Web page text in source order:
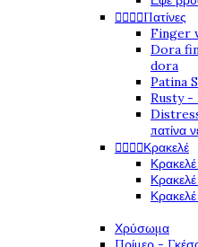
Πατίνες
Finger
Dora
dora
Patina
Rusty -
πατίνα
Κρακελέ
Χρύσωμα